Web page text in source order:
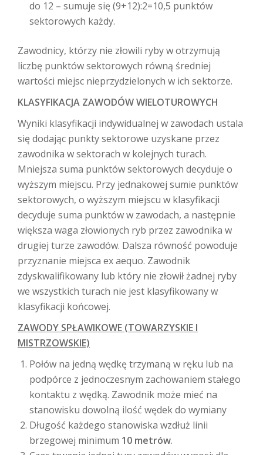
do 12 – sumuje się (9+12):2=10,5 punktów
sektorowych każdy.
Zawodnicy, którzy nie złowili ryby w otrzymują
liczbę punktów sektorowych równą średniej
wartości miejsc nieprzydzielonych w ich sektorze.
KLASYFIKACJA ZAWODÓW WIELOTUROWYCH
Wyniki klasyfikacji indywidualnej w zawodach ustala
się dodając punkty sektorowe uzyskane przez
zawodnika w sektorach w kolejnych turach.
Mniejsza suma punktów sektorowych decyduje o
wyższym miejscu. Przy jednakowej sumie punktów
sektorowych, o wyższym miejscu w klasyfikacji
decyduje suma punktów w zawodach, a następnie
większa waga złowionych ryb przez zawodnika w
drugiej turze zawodów. Dalsza równość powoduje
przyznanie miejsca ex aequo. Zawodnik
zdyskwalifikowany lub który nie złowił żadnej ryby
we wszystkich turach nie jest klasyfikowany w
klasyfikacji końcowej.
ZAWODY SPŁAWIKOWE (TOWARZYSKIE I
MISTRZOWSKIE)
Połów na jedną wędkę trzymaną w ręku lub na
podpórce z jednoczesnym zachowaniem stałego
kontaktu z wędką. Zawodnik może mieć na
stanowisku dowolną ilość wędek do wymiany
Długość każdego stanowiska wzdłuż linii
brzegowej minimum 10 metrów.